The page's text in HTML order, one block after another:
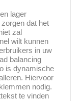
lager
dat het
zal
wilt kunnen
in uw
balancing
is dynamische
Hiervoor
nodig.
te vinden